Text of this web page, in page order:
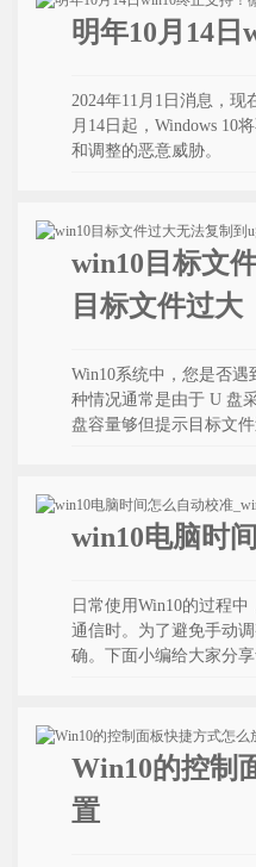
明年10月14
2024年11月1日消息，现
月14日起，Windows 10
和调整的恶意威胁。
win10目标文
目标文件过大
Win10系统中，您是否
种情况通常是由于 U 盘
盘容量够但提示目标文
win10电脑时
日常使用Win10的过程
通信时。为了避免手动
确。下面小编给大家分
Win10的控制
置